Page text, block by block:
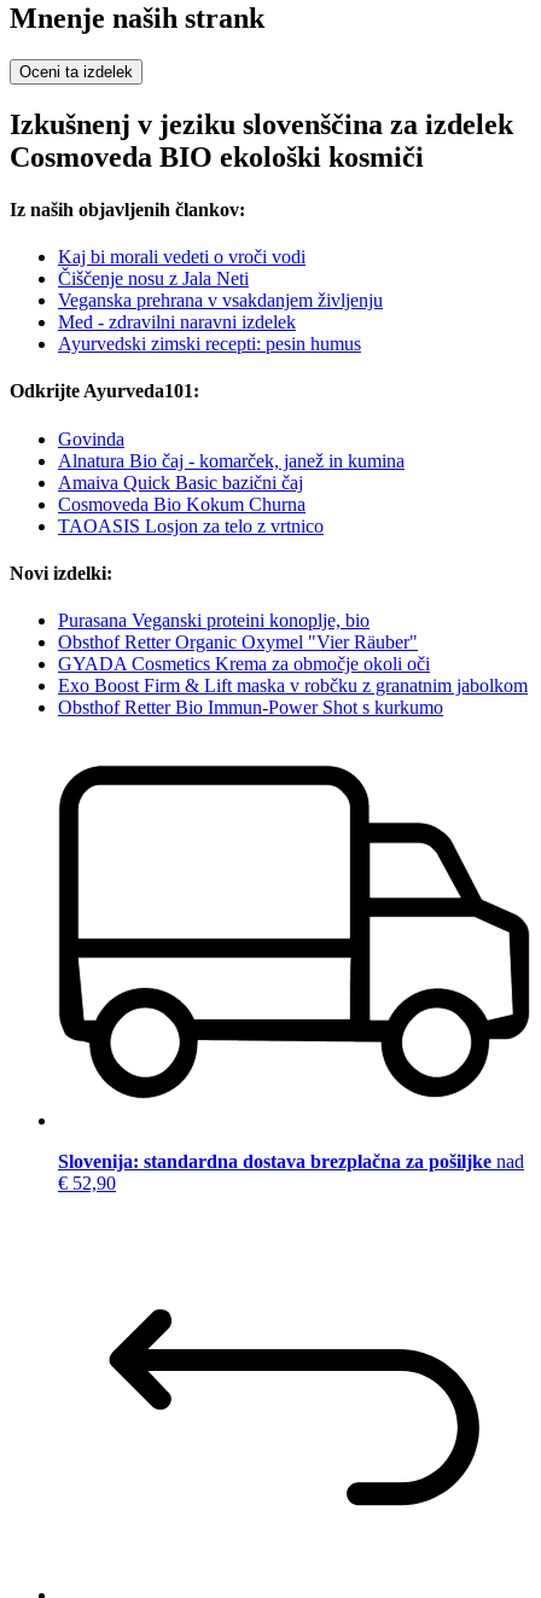
Mnenje naših strank
Oceni ta izdelek
Izkušnenj v jeziku slovenščina za izdelek
Cosmoveda BIO ekološki kosmiči
Iz naših objavljenih člankov:
Kaj bi morali vedeti o vroči vodi
Čiščenje nosu z Jala Neti
Veganska prehrana v vsakdanjem življenju
Med - zdravilni naravni izdelek
Ayurvedski zimski recepti: pesin humus
Odkrijte Ayurveda101:
Govinda
Alnatura Bio čaj - komarček, janež in kumina
Amaiva Quick Basic bazični čaj
Cosmoveda Bio Kokum Churna
TAOASIS Losjon za telo z vrtnico
Novi izdelki:
Purasana Veganski proteini konoplje, bio
Obsthof Retter Organic Oxymel "Vier Räuber"
GYADA Cosmetics Krema za območje okoli oči
Exo Boost Firm & Lift maska v robčku z granatnim jabolkom
Obsthof Retter Bio Immun-Power Shot s kurkumo
Slovenija: standardna dostava brezplačna za pošiljke nad
€ 52,90